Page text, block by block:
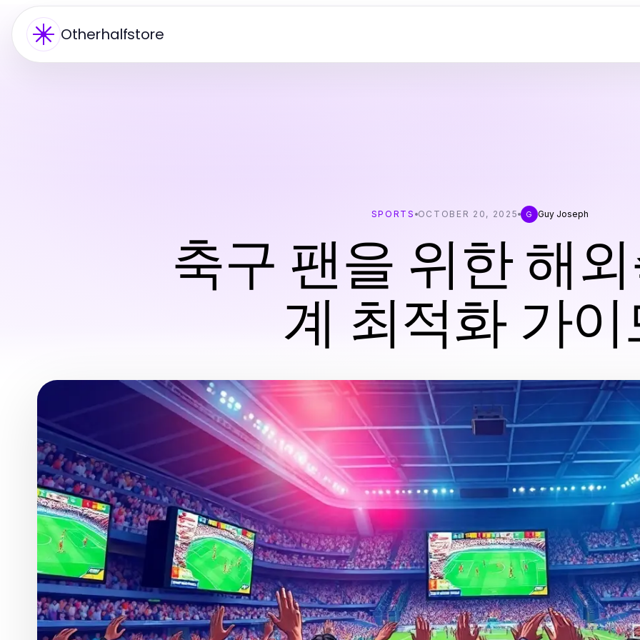
Otherhalfstore
SPORTS OCTOBER 20, 2025 G Guy Joseph
축구 팬을 위한 해
계 최적화 가